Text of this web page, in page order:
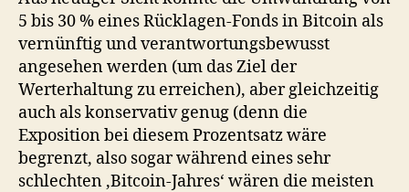
5 bis 30 % eines Rücklagen-Fonds in Bitcoin als
vernünftig und verantwortungsbewusst
angesehen werden (um das Ziel der
Werterhaltung zu erreichen), aber gleichzeitig
auch als konservativ genug (denn die
Exposition bei diesem Prozentsatz wäre
begrenzt, also sogar während eines sehr
schlechten ‚Bitcoin-Jahres‘ wären die meisten